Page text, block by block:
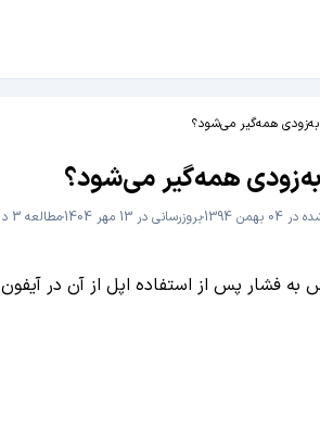
به‌زودی همه‌گیر می‌شود؟
همه‌گیر می‌شود؟
1394 بروزرسانی در 13 مهر 1404
مطالعه 3 دقیقه
آن در آیفون 6اس وارد دوره جدیدی شد. آیا سال 2016 شاهد همه‌گیر شدن این صفحه نمایش خواهیم بود؟